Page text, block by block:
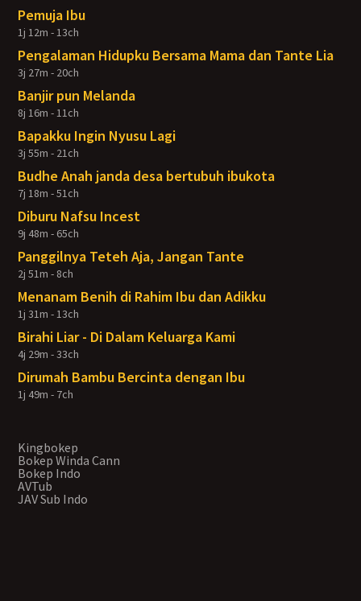
Pemuja Ibu
1j 12m - 13ch
Pengalaman Hidupku Bersama Mama dan Tante Lia
3j 27m - 20ch
Banjir pun Melanda
8j 16m - 11ch
Bapakku Ingin Nyusu Lagi
3j 55m - 21ch
Budhe Anah janda desa bertubuh ibukota
7j 18m - 51ch
Diburu Nafsu Incest
9j 48m - 65ch
Panggilnya Teteh Aja, Jangan Tante
2j 51m - 8ch
Menanam Benih di Rahim Ibu dan Adikku
1j 31m - 13ch
Birahi Liar - Di Dalam Keluarga Kami
4j 29m - 33ch
Dirumah Bambu Bercinta dengan Ibu
1j 49m - 7ch
Kingbokep
Bokep Winda Cann
Bokep Indo
AVTub
JAV Sub Indo